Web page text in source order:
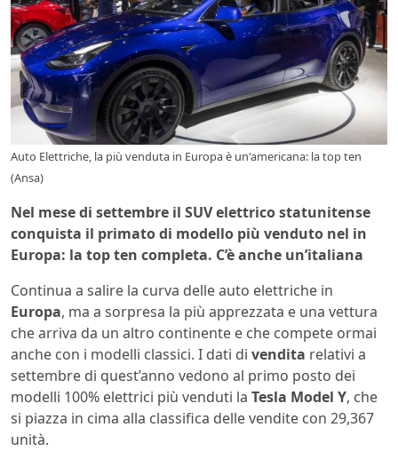
Auto Elettriche, la più venduta in Europa è un'americana: la top ten
(Ansa)
Nel mese di settembre il SUV elettrico statunitense
conquista il primato di modello più venduto nel in
Europa: la top ten completa. C’è anche un’italiana
Continua a salire la curva delle auto elettriche in
Europa, ma a sorpresa la più apprezzata e una vettura
che arriva da un altro continente e che compete ormai
anche con i modelli classici. I dati di vendita relativi a
settembre di quest’anno vedono al primo posto dei
modelli 100% elettrici più venduti la Tesla Model Y, che
si piazza in cima alla classifica delle vendite con 29,367
unità.